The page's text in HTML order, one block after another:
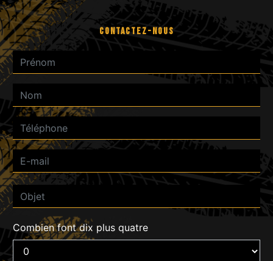
CONTACTEZ-NOUS
Combien font dix plus quatre